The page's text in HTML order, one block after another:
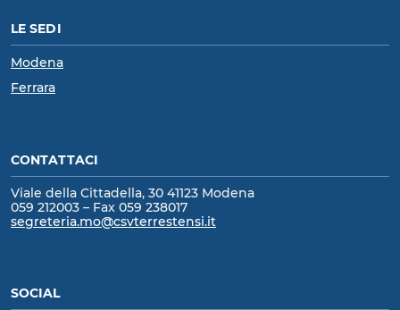
LE SEDI
Modena
Ferrara
CONTATTACI
Viale della Cittadella, 30 41123 Modena
059 212003 – Fax 059 238017
segreteria.mo@csvterrestensi.it
SOCIAL